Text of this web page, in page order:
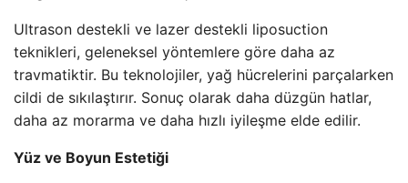
Ultrason destekli ve lazer destekli liposuction
teknikleri, geleneksel yöntemlere göre daha az
travmatiktir. Bu teknolojiler, yağ hücrelerini parçalarken
cildi de sıkılaştırır. Sonuç olarak daha düzgün hatlar,
daha az morarma ve daha hızlı iyileşme elde edilir.
Yüz ve Boyun Estetiği